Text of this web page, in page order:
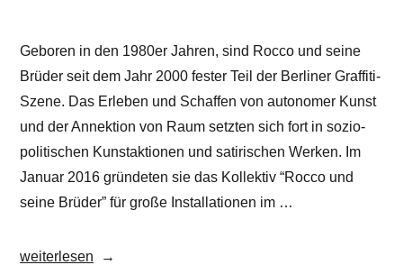
Geboren in den 1980er Jahren, sind Rocco und seine
Brüder seit dem Jahr 2000 fester Teil der Berliner Graffiti-
Szene. Das Erleben und Schaffen von autonomer Kunst
und der Annektion von Raum setzten sich fort in sozio-
politischen Kunstaktionen und satirischen Werken. Im
Januar 2016 gründeten sie das Kollektiv “Rocco und
seine Brüder” für große Installationen im …
„Rocco
weiterlesen